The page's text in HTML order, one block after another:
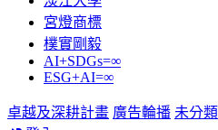
宮燈商標
樸實剛毅
AI+SDGs=∞
ESG+AI=∞
卓越及深耕計畫 廣告輪播 未分類